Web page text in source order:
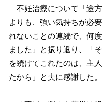
不妊治療について「途
よりも、強い気持ちが必
れないことの連続で、何
ました」と振り返り、「
を続けてこれたのは、主
たから」と夫に感謝した。